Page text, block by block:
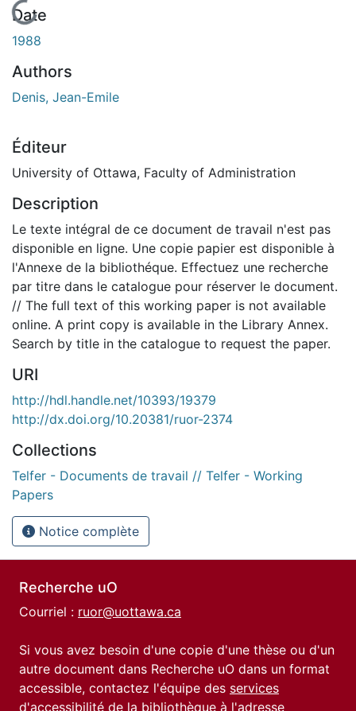
En cours de chargement...
Date
1988
Authors
Denis, Jean-Emile
Éditeur
University of Ottawa, Faculty of Administration
Description
Le texte intégral de ce document de travail n'est pas
disponible en ligne. Une copie papier est disponible à
l'Annexe de la bibliothéque. Effectuez une recherche
par titre dans le catalogue pour réserver le document.
// The full text of this working paper is not available
online. A print copy is available in the Library Annex.
Search by title in the catalogue to request the paper.
URI
http://hdl.handle.net/10393/19379
http://dx.doi.org/10.20381/ruor-2374
Collections
Telfer - Documents de travail // Telfer - Working
Papers
Notice complète
Recherche uO
Courriel : ruor@uottawa.ca
Si vous avez besoin d'une copie d'une thèse ou d'un
autre document dans Recherche uO dans un format
accessible, contactez l'équipe des services
d'accessibilité de la bibliothèque à l'adresse